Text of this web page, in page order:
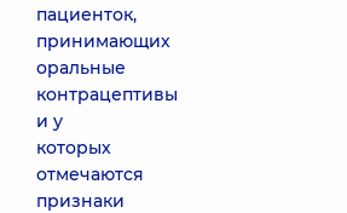
пациенток,
принимающих
оральные
контрацептивы
и у
которых
отмечаются
признаки